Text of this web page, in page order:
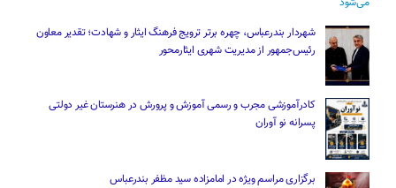
شهردار بندرعباس، چهره برتر ترویج فرهنگ ایثار و شهادت؛ تقدیر معاون
رئیس‌جمهور از مدیریت شهری ایثارمحور
کادرآموزشی مجرب و رسمی آموزش و پرورش در هنرستان غیر دولتی
پسرانه نو آوران
برگزاری مراسم ویژه در امامزاده سید مظفر بندرعباس